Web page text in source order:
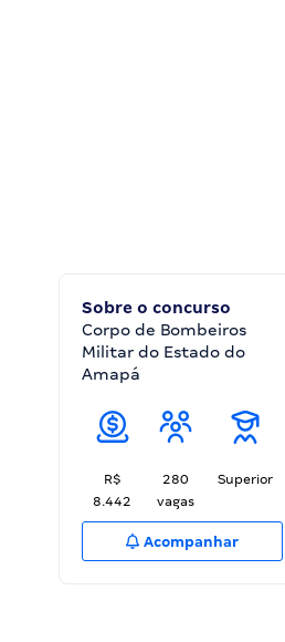
Sobre o concurso
Corpo de Bombeiros
Militar do Estado do
Amapá
R$
8.442
280
vagas
Superior
Acompanhar